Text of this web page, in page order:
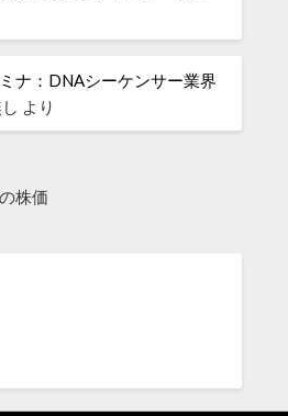
ナ：DNAシーケンサー業界
より
株価